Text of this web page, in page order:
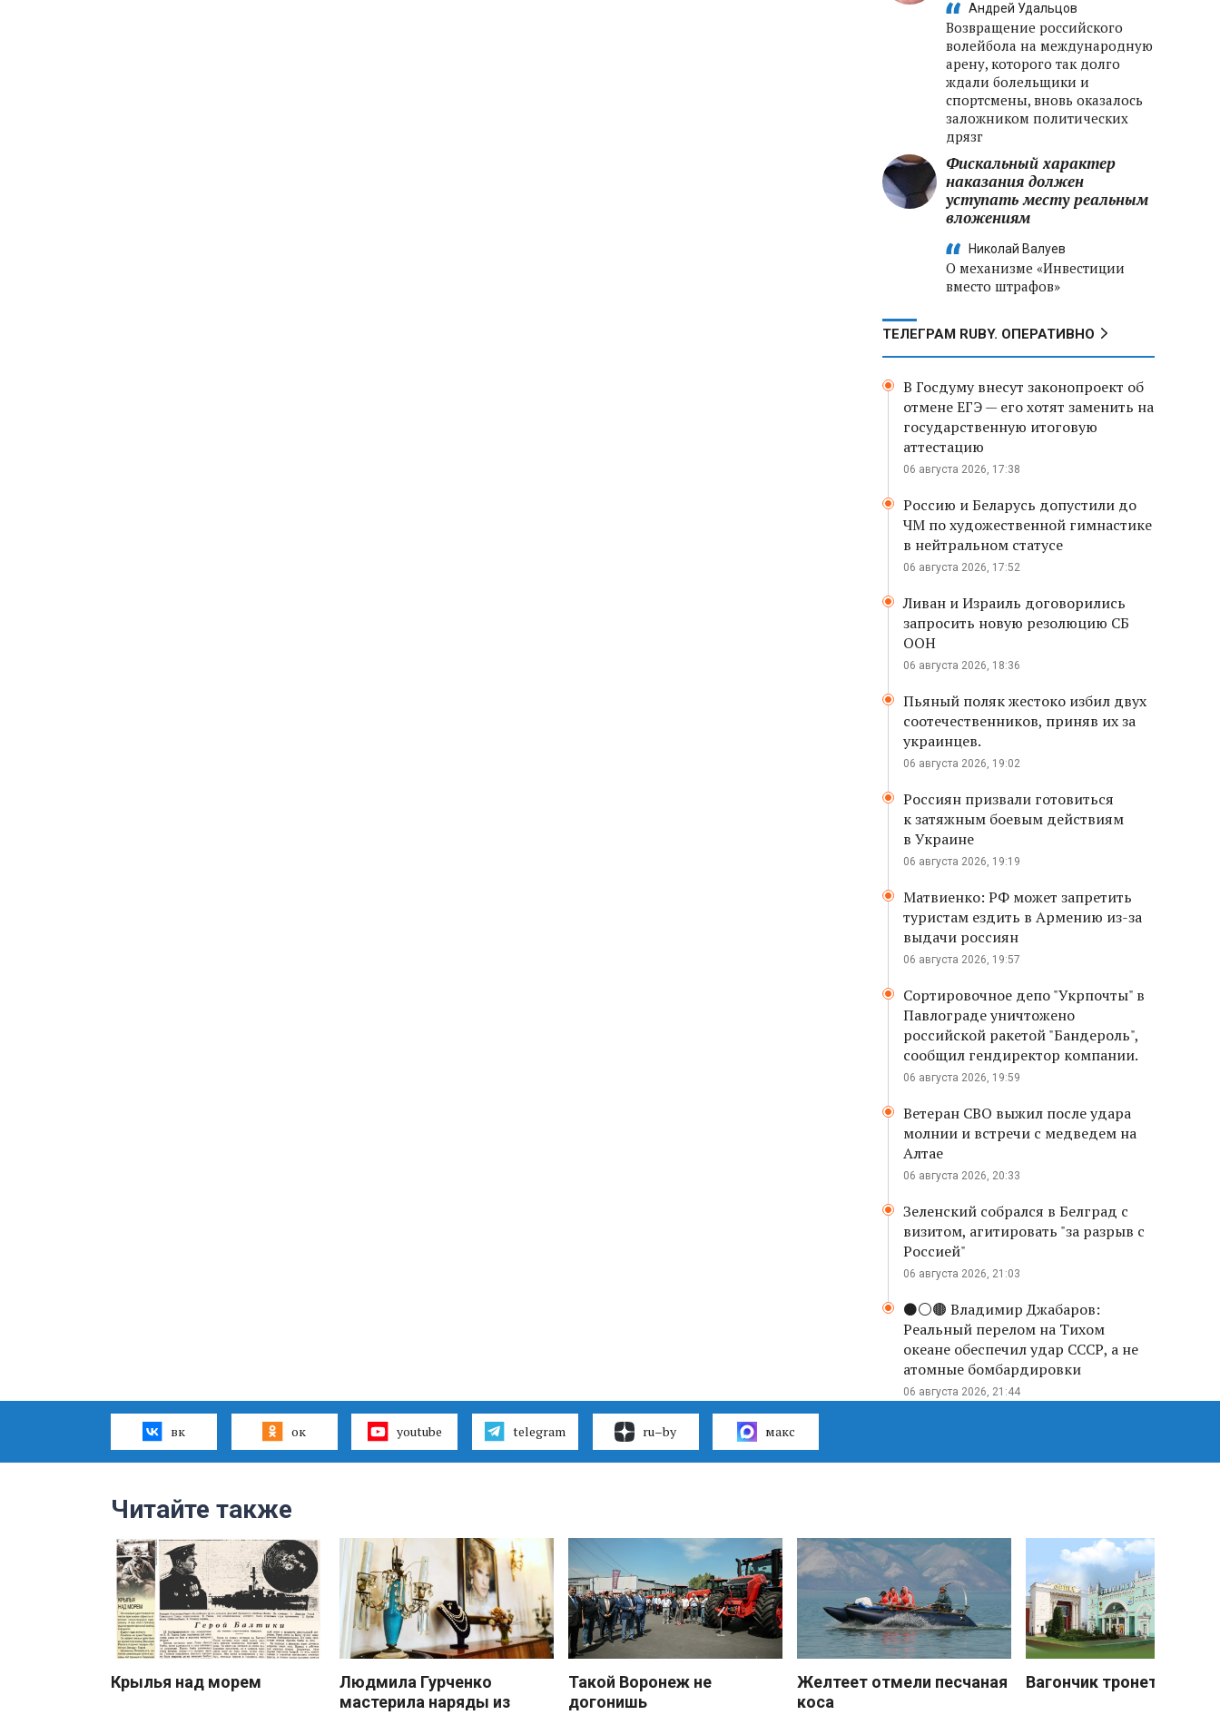
Андрей Удальцов
Возвращение российского
волейбола на международную
арену, которого так долго
ждали болельщики и
спортсмены, вновь оказалось
заложником политических
дрязг
Фискальный характер
наказания должен
уступать месту реальным
вложениям
Николай Валуев
О механизме «Инвестиции
вместо штрафов»
ТЕЛЕГРАМ RUBY. ОПЕРАТИВНО
В Госдуму внесут законопроект об
отмене ЕГЭ — его хотят заменить на
государственную итоговую
аттестацию
06 августа 2026, 17:38
Россию и Беларусь допустили до
ЧМ по художественной гимнастике
в нейтральном статусе
06 августа 2026, 17:52
Ливан и Израиль договорились
запросить новую резолюцию СБ
ООН
06 августа 2026, 18:36
Пьяный поляк жестоко избил двух
соотечественников, приняв их за
украинцев.
06 августа 2026, 19:02
Россиян призвали готовиться
к затяжным боевым действиям
в Украине
06 августа 2026, 19:19
Матвиенко: РФ может запретить
туристам ездить в Армению из-за
выдачи россиян
06 августа 2026, 19:57
Сортировочное депо "Укрпочты" в
Павлограде уничтожено
российской ракетой "Бандероль",
сообщил гендиректор компании.
06 августа 2026, 19:59
Ветеран СВО выжил после удара
молнии и встречи с медведем на
Алтае
06 августа 2026, 20:33
Зеленский собрался в Белград с
визитом, агитировать "за разрыв с
Россией"
06 августа 2026, 21:03
⚫️⚪️🟤 Владимир Джабаров:
Реальный перелом на Тихом
океане обеспечил удар СССР, а не
атомные бомбардировки
06 августа 2026, 21:44
вк ок youtube telegram ru–by макс
Читайте также
Крылья над морем
Людмила Гурченко
мастерила наряды из
Такой Воронеж не
догонишь
Желтеет отмели песчаная
коса
Вагончик тронется